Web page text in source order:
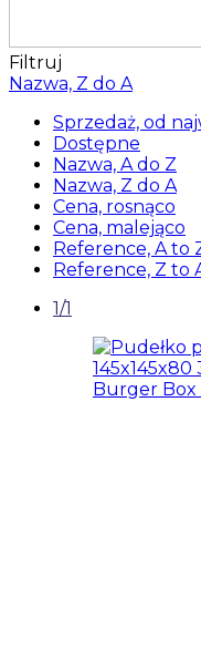
Filtruj
Nazwa, Z do A
Sprzedaż, od
Dostępne
Nazwa, A do Z
Nazwa, Z do A
Cena, rosnąco
Cena, malejąco
Reference, A to
Reference, Z to
1/1